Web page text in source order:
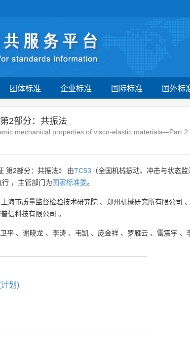
团体标准 企业标准 国际标准 国外标
2部分：共振法
mechanical properties of visco-elastic materials—Part
第2部分：共振法》 由TC53 （全国机械振动、冲击与状态
，主管部门为国家标准委。
上海市质量监督检验技术研究院 、 郑州机械研究所有限公司 、
普信科技有限公司 。
平 、 谢晓龙 、 李涛 、 韦凯 、 庞金祥 、 罗雁云 、 雷震宇 、
划)